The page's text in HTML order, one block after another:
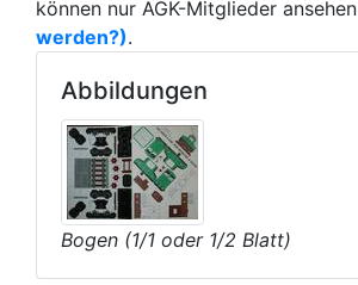
können nur AGK-Mitglieder ansehen
werden?).
Abbildungen
Bogen (1/1 oder 1/2 Blatt)